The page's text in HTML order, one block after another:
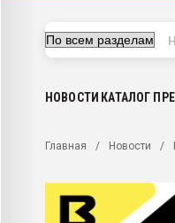
29.07.2026 ФРП помог
Вакуум-формовочные машины:
28.07.2026 Автоматизация
первый план в переработке
НОВОСТИ КАТАЛОГ
Главная Новости